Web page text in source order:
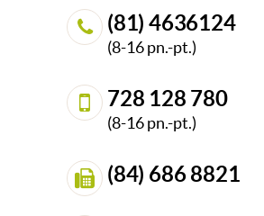
(81) 4636124
(8-16 pn.-pt.)
728 128 780
(8-16 pn.-pt.)
(84) 686 8821